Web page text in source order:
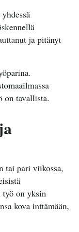
ja pitänyt
on tavallista.
tai pari viikossa,
työ on yksin
kova inttämään,